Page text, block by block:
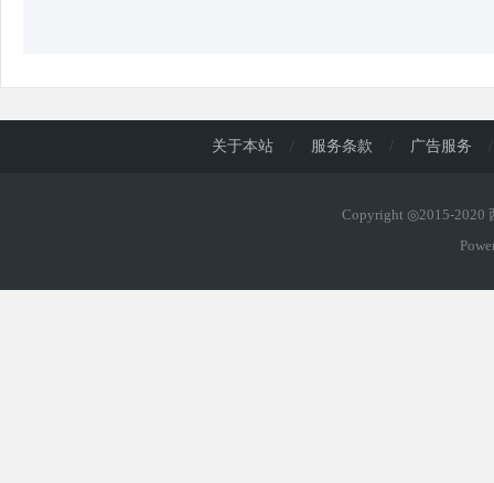
关于本站 / 服务条款 / 广告服务 /
Copyright ◎2015-2020